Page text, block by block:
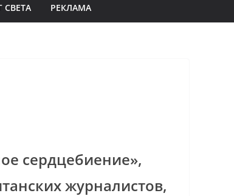
СВЕТА РЕКЛАМА
сердцебиение»,
журналистов,